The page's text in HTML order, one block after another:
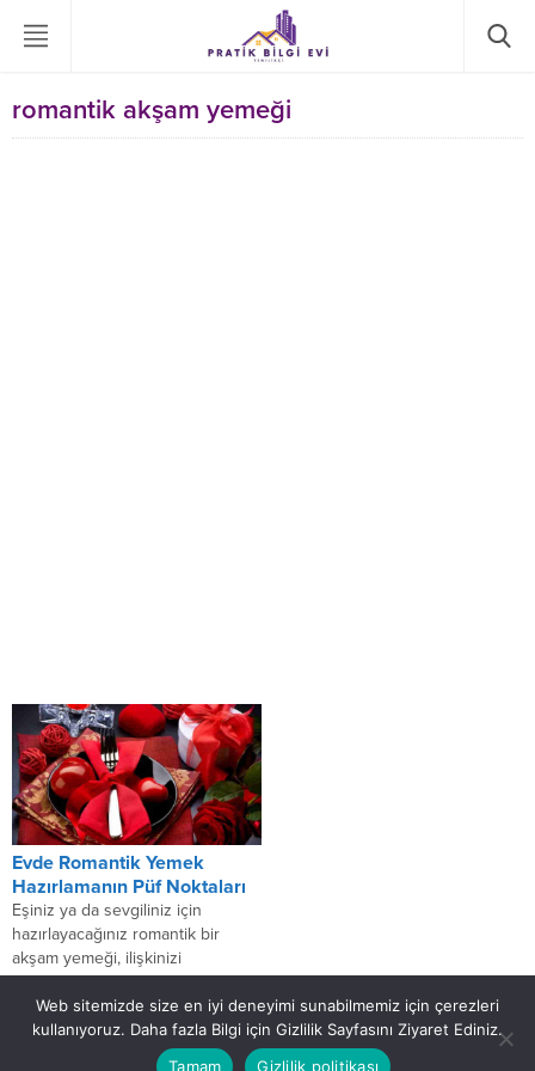
romantik akşam yemeği
Evde Romantik Yemek
Hazırlamanın Püf Noktaları
Eşiniz ya da sevgiliniz için
hazırlayacağınız romantik bir
akşam yemeği, ilişkinizi
canlandıracak ve ona verdiğiniz
değeri hissetmesini sağlayacak
en etkili...
Artık herşey çok pratik
Web sitemizde size en iyi deneyimi sunabilmemiz için çerezleri
kullanıyoruz. Daha fazla Bilgi için Gizlilik Sayfasını Ziyaret Ediniz.
Tamam
Gizlilik politikası